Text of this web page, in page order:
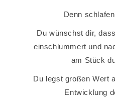
Denn
Du wünschst dir,
einschlummert und
am Stück
Du legst großen Wert
Entwicklung